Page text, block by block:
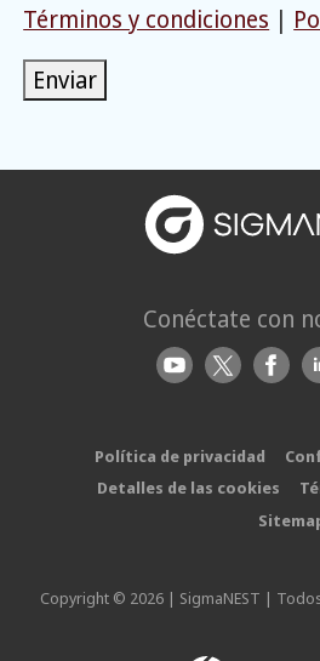
Términos y condiciones |
Enviar
Conéctate con
Política de privacidad
Detalles de las cookies
Copyright © 2026 | SigmaNEST |